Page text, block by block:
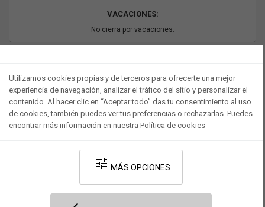
VACACIONES:
No cierra por vacaciones.
Desarrollado por V·Farma-Política de privacidad-Política de cookies
Utilizamos cookies propias y de terceros para ofrecerte una mejor
experiencia de navegación, analizar el tráfico del sitio y personalizar el
contenido. Al hacer clic en “Aceptar todo” das tu consentimiento al uso
de cookies, también puedes ver tus preferencias o rechazarlas. Puedes
encontrar más información en nuestra Política de cookies
tune MÁS OPCIONES